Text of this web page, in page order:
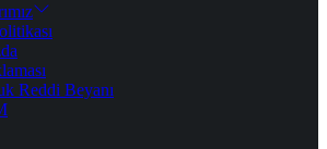
Reddi Beyanı